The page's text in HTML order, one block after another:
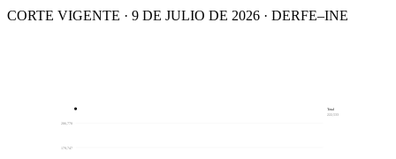
CORTE VIGENTE · 9 DE JULIO DE 2026 · DERFE–INE
179,747
206,770
Total
222,533